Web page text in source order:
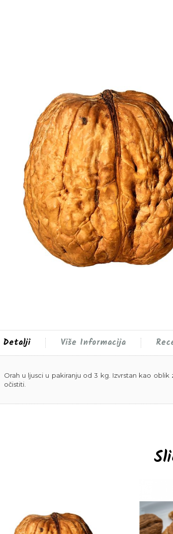
Detalji
Orah u ljusci u pakiranju od 3 kg. Izvrstan kao
očistiti.
Više Informacija